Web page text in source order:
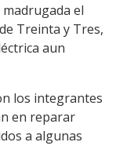
el
Treinta y Tres,
aun
los integrantes
en reparar
a algunas